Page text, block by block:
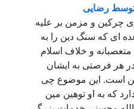
و مزمن بر علیه
سنگ دین را به
و خلاف اسلام
به ایشان
این موضوع چی
او توهین مین